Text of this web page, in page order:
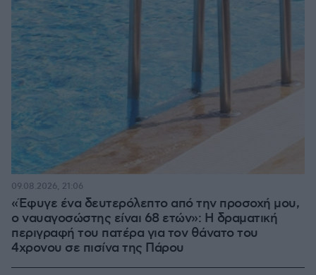
«Έφυγε ένα δευτερόλεπτο από την προσοχή μου,
ο ναυαγοσώστης είναι 68 ετών»: Η δραματική
περιγραφή του πατέρα για τον θάνατο του
4χρονου σε πισίνα της Πάρου
09.08.2026, 21:06